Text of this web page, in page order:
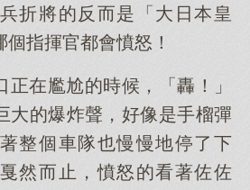
折將的反而是「大日本皇
指揮官都會憤怒！
正在尷尬的時候，「轟！」
大的爆炸聲，好像是手榴彈
整個車隊也慢慢地停了下
然而止，憤怒的看著佐佐